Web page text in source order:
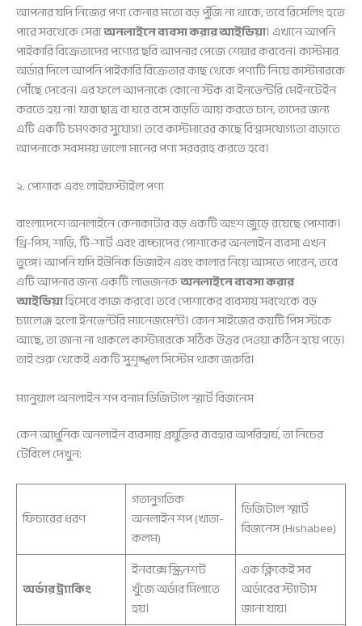
আপনার যদি নিজের পণ্য কেনার মতো বড় পুঁজি না থাকে, তবে রিসেলিং হতে
পারে সবথেকে সেরাঅনলাইনে ব্যবসা করার আইডিয়া। এখানে আপনি
পাইকারি বিক্রেতাদের পণ্যের ছবি আপনার পেজে শেয়ার করবেন। কাস্টমার
অর্ডার দিলে আপনি পাইকারি বিক্রেতার কাছ থেকে পণ্যটি নিয়ে কাস্টমারকে
পৌঁছে দেবেন। এর ফলে আপনাকে কোনো স্টক বা ইনভেন্টরি মেইনটেইন
করতে হয় না। যারা ছাত্র বা ঘরে বসে বাড়তি আয় করতে চান, তাদের জন্য
এটি একটি চমৎকার সুযোগ। তবে কাস্টমারের কাছে বিশ্বাসযোগ্যতা বাড়াতে
আপনাকে সবসময় ভালো মানের পণ্য সরবরাহ করতে হবে।
২. পোশাক এবং লাইফস্টাইল পণ্য
বাংলাদেশে অনলাইনে কেনাকাটার বড় একটি অংশ জুড়ে রয়েছে পোশাক।
থ্রি-পিস, শাড়ি, টি-শার্ট এবং বাচ্চাদের পোশাকের অনলাইন ব্যবসা এখন
তুঙ্গে। আপনি যদি ইউনিক ডিজাইন এবং কালার নিয়ে আসতে পারেন, তবে
এটি আপনার জন্য একটি লাভজনকঅনলাইনে ব্যবসা করার
আইডিয়াহিসেবে কাজ করবে। তবে পোশাকের ব্যবসায় সবথেকে বড়
চ্যালেঞ্জ হলো ইনভেন্টরি ম্যানেজমেন্ট। কোন সাইজের কয়টি পিস স্টকে
আছে, তা জানা না থাকলে কাস্টমারকে সঠিক উত্তর দেওয়া কঠিন হয়ে পড়ে।
তাই শুরু থেকেই একটি সুশৃঙ্খল সিস্টেম থাকা জরুরি।
ম্যানুয়াল অনলাইন শপ বনাম ডিজিটাল স্মার্ট বিজনেস
কেন আধুনিক অনলাইন ব্যবসায় প্রযুক্তির ব্যবহার অপরিহার্য, তা নিচের
টেবিলে দেখুন:
ফিচারের ধরণ
গতানুগতিক
অনলাইন শপ (খাতা-
কলম)
ডিজিটাল স্মার্ট
বিজনেস (Hishabee)
অর্ডার ট্র্যাকিং
ইনবক্সে স্ক্রিনশট
খুঁজে অর্ডার মিলাতে
হয়।
এক ক্লিকেই সব
অর্ডারের স্ট্যাটাস
জানা যায়।